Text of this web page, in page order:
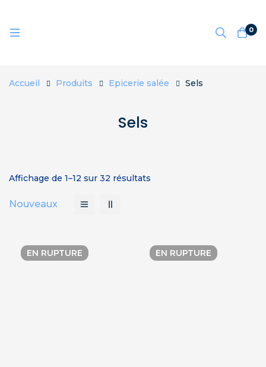
0
Accueil Produits Epicerie salée Sels
Sels
Affichage de 1–12 sur 32 résultats
Nouveaux
EN RUPTURE EN RUPTURE